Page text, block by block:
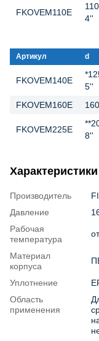
FKOVEM110E
4''
Артикул d
FKOVEM140E
5''
FKOVEM160E
FKOVEM225E
8''
Характеристики
Производитель
Давление
Рабочая
температура
Материал
корпуса
Уплотнение
Область
применения